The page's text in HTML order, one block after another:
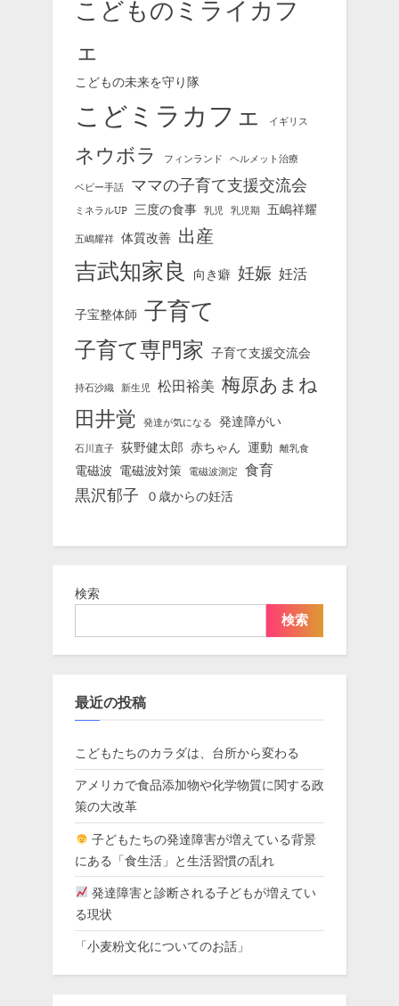
こどものミライカフ
ェ
こどもの未来を守り隊
こどミラカフェ イギリス
ネウボラ フィンランド ヘルメット治療
ベビー手話 ママの子育て支援交流会
ミネラルUP 三度の食事 乳児 乳児期 五嶋祥耀
五嶋耀祥 体質改善 出産
吉武知家良 向き癖 妊娠 妊活
子宝整体師 子育て
子育て専門家 子育て支援交流会
持石沙織 新生児 松田裕美 梅原あまね
田井覚 発達が気になる 発達障がい
石川直子 荻野健太郎 赤ちゃん 運動 離乳食
電磁波 電磁波対策 電磁波測定 食育
黒沢郁子 ０歳からの妊活
検索
検索
最近の投稿
こどもたちのカラダは、台所から変わる
アメリカで食品添加物や化学物質に関する政
策の大改革
子どもたちの発達障害が増えている背景
にある「食生活」と生活習慣の乱れ
発達障害と診断される子どもが増えてい
る現状
「小麦粉文化についてのお話」